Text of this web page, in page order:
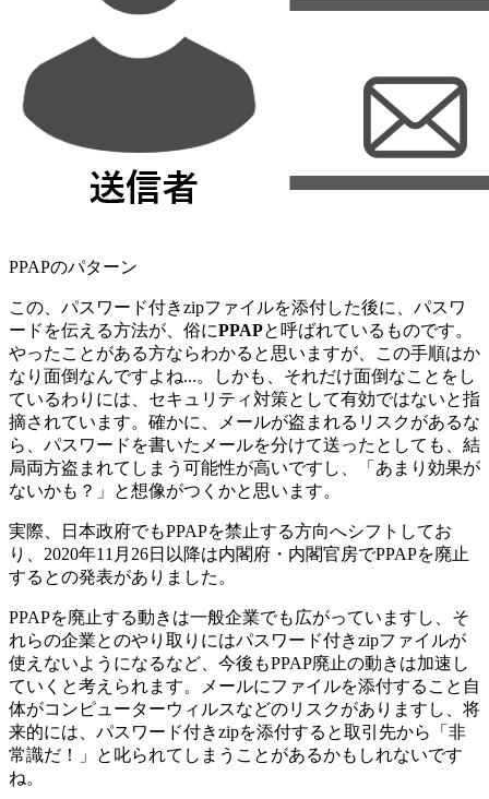
PPAPのパターン
この、パスワード付きzipファイルを添付した後に、パスワ
ードを伝える方法が、俗にPPAPと呼ばれているものです。
やったことがある方ならわかると思いますが、この手順はか
なり面倒なんですよね...。しかも、それだけ面倒なことをし
ているわりには、セキュリティ対策として有効ではないと指
摘されています。確かに、メールが盗まれるリスクがあるな
ら、パスワードを書いたメールを分けて送ったとしても、結
局両方盗まれてしまう可能性が高いですし、「あまり効果が
ないかも？」と想像がつくかと思います。
実際、日本政府でもPPAPを禁止する方向へシフトしてお
り、2020年11月26日以降は内閣府・内閣官房でPPAPを廃止
するとの発表がありました。
PPAPを廃止する動きは一般企業でも広がっていますし、そ
れらの企業とのやり取りにはパスワード付きzipファイルが
使えないようになるなど、今後もPPAP廃止の動きは加速し
ていくと考えられます。メールにファイルを添付すること自
体がコンピューターウィルスなどのリスクがありますし、将
来的には、パスワード付きzipを添付すると取引先から「非
常識だ！」と叱られてしまうことがあるかもしれないです
ね。